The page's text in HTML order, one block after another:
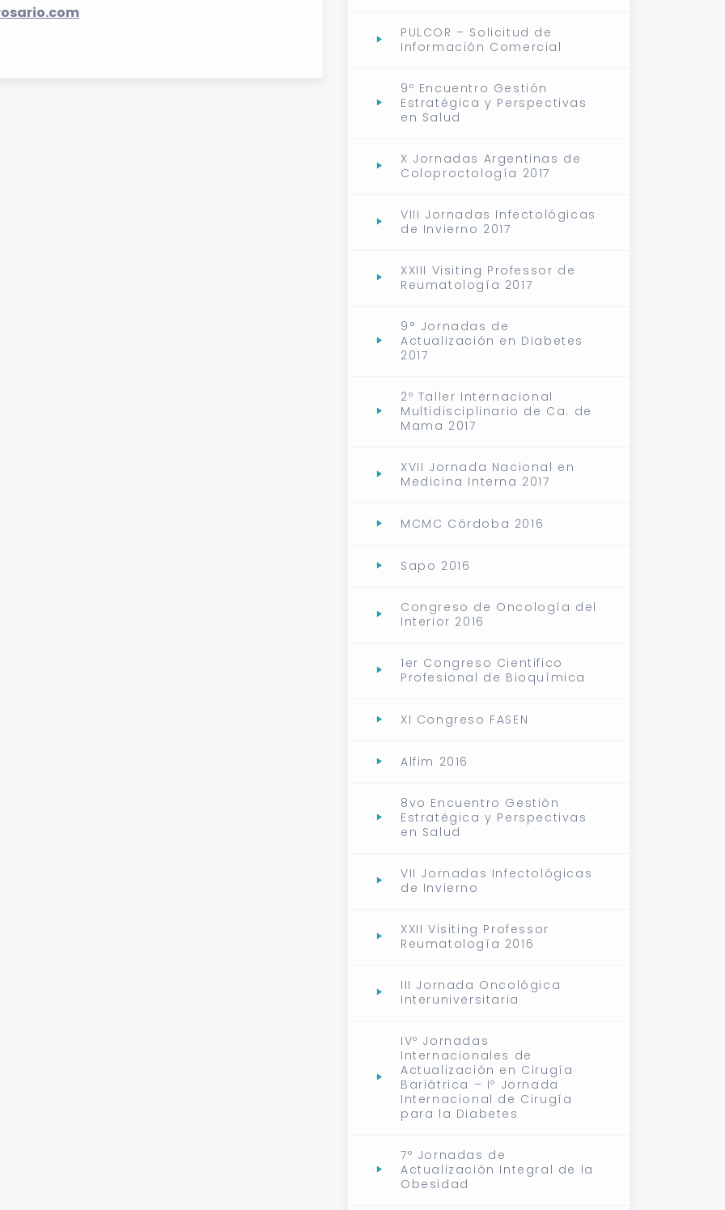
PULCOR – Solicitud de
Información Comercial
9º Encuentro Gestión
Estratégica y Perspectivas
en Salud
X Jornadas Argentinas de
Coloproctología 2017
VIII Jornadas Infectológicas
de Invierno 2017
XXIII Visiting Professor de
Reumatología 2017
9° Jornadas de
Actualización en Diabetes
2017
2º Taller Internacional
Multidisciplinario de Ca. de
Mama 2017
XVII Jornada Nacional en
Medicina Interna 2017
MCMC Córdoba 2016
Sapo 2016
Congreso de Oncología del
Interior 2016
1er Congreso Cientifico
Profesional de Bioquímica
XI Congreso FASEN
Alfim 2016
8vo Encuentro Gestión
Estratégica y Perspectivas
en Salud
VII Jornadas Infectológicas
de Invierno
XXII Visiting Professor
Reumatología 2016
III Jornada Oncológica
Interuniversitaria
IVº Jornadas
Internacionales de
Actualización en Cirugía
Bariátrica – Iº Jornada
Internacional de Cirugía
para la Diabetes
7º Jornadas de
Actualización Integral de la
Obesidad